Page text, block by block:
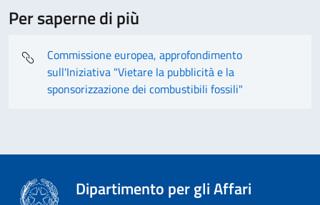
Per saperne di più
Commissione europea, approfondimento
sull'Iniziativa "Vietare la pubblicità e la
sponsorizzazione dei combustibili fossili"
Dipartimento per gli Affari